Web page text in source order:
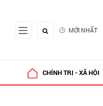
MỚI NHẤT
CHÍNH TRỊ - XÃ HỘI